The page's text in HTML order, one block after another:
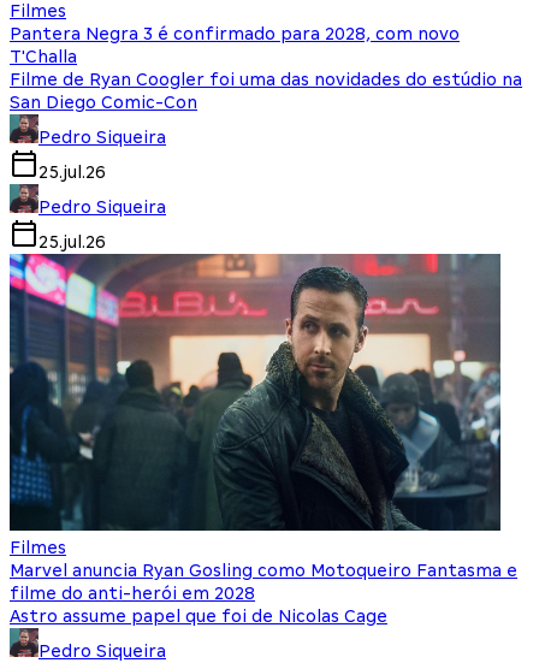
Filmes
Pantera Negra 3 é confirmado para 2028, com novo
T'Challa
Filme de Ryan Coogler foi uma das novidades do estúdio na
San Diego Comic-Con
Pedro Siqueira
25.jul.26
Pedro Siqueira
25.jul.26
Filmes
Marvel anuncia Ryan Gosling como Motoqueiro Fantasma e
filme do anti-herói em 2028
Astro assume papel que foi de Nicolas Cage
Pedro Siqueira